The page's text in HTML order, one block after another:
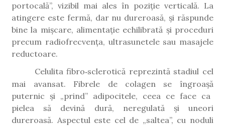
portocală”, vizibil mai ales în poziție verticală. La
atingere este fermă, dar nu dureroasă, și răspunde
bine la mișcare, alimentație echilibrată și proceduri
precum radiofrecvența, ultrasunetele sau masajele
reductoare.
Celulita fibro‑sclerotică reprezintă stadiul cel
mai avansat. Fibrele de colagen se îngroașă
puternic și „prind” adipocitele, ceea ce face ca
pielea să devină dură, neregulată și uneori
dureroasă. Aspectul este cel de „saltea”, cu noduli